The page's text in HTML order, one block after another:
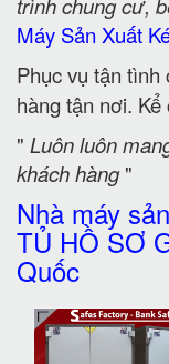
Máy Sản Xuất
Phục vụ tận tình
hàng tận nơi. Kể
" Luôn luôn
khách hàng"
Nhà máy
TỦ HỒ SƠ
Quốc